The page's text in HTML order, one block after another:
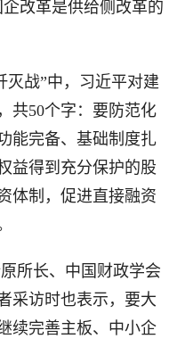
改革是供给侧改革的
战”中，习近平对建
共50个字：要防范化
能完备、基础制度扎
益得到充分保护的股
体制，促进直接融资
长、中国财政学会
采访时也表示，要大
续完善主板、中小企